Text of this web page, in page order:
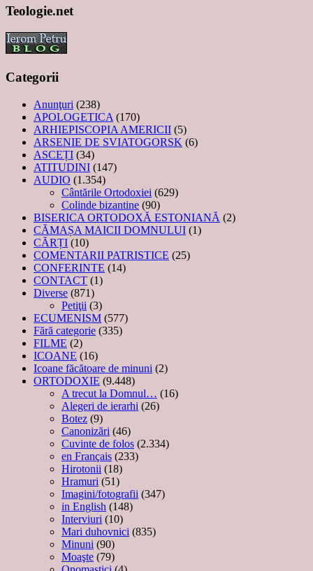
Teologie.net
Categorii
Anunţuri (238)
APOLOGETICA (170)
ARHIEPISCOPIA AMERICII (5)
ARSENIE DE SVIATOGORSK (6)
ASCEȚI (34)
ATITUDINI (147)
AUDIO (1.354)
Cântările Ortodoxiei (629)
Colinde bizantine (90)
BISERICA ORTODOXĂ ESTONIANĂ (2)
CĂMAȘA MAICII DOMNULUI (1)
CĂRȚI (10)
COMENTARII PATRISTICE (25)
CONFERINTE (14)
CONTACT (1)
Diverse (871)
Petiţii (3)
ECUMENISM (577)
Fără categorie (335)
FILME (2)
ICOANE (16)
Icoane făcătoare de minuni (2)
ORTODOXIE (9.448)
A trecut la Domnul… (16)
Alegeri de ierarhi (26)
Botez (9)
Canonizări (46)
Cuvinte de folos (2.334)
en Français (233)
Hirotonii (18)
Hramuri (51)
Imagini/fotografii (347)
in English (148)
Interviuri (10)
Mari duhovnici (835)
Minuni (90)
Moaşte (79)